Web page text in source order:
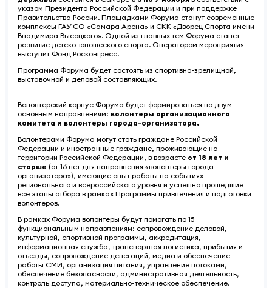
указом Президента Российской Федерации и при поддержке
Правительства России. Площадками Форума станут современные
комплексы ГАУ СО «Самара Арена» и СКК «Дворец Спорта имени
Владимира Высоцкого». Одной из главных тем Форума станет
развитие детско-юношеского спорта. Оператором мероприятия
выступит Фонд Росконгресс.
Программа Форума будет состоять из спортивно-зрелищной,
выставочной и деловой составляющих.
Волонтерский корпус Форума будет формироваться по двум
основным направлениям: волонтеры организационного
комитета и волонтеры города-организатора.
Волонтерами Форума могут стать граждане Российской
Федерации и иностранные граждане, проживающие на
территории Российской Федерации, в возрасте от 18 лет и
старше (от 16 лет для направления «волонтеры города-
организатора»), имеющие опыт работы на событиях
регионального и всероссийского уровня и успешно прошедшие
все этапы отбора в рамках Программы привлечения и подготовки
волонтеров.
В рамках Форума волонтеры будут помогать по 15
функциональным направлениям: сопровождение деловой,
культурной, спортивной программы, аккредитация,
информационная служба, транспортная логистика, прибытия и
отъезды, сопровождение делегаций, медиа и обеспечение
работы СМИ, организация питания, управление потоками,
обеспечение безопасности, административная деятельность,
контроль доступа, материально-техническое обеспечение.